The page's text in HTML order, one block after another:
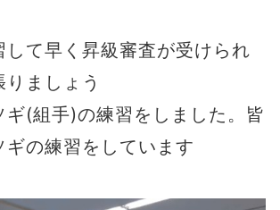
して早く昇級審査が受けられ
ましょう
ギ(組手)の練習をしました。皆
ギの練習をしています